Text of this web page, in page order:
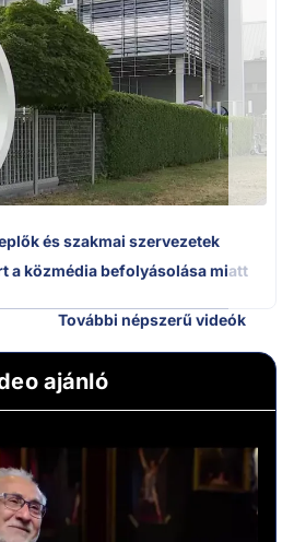
és szakmai szervezetek
a közmédia befolyásolása miatt
További népszerű videók
ajánló